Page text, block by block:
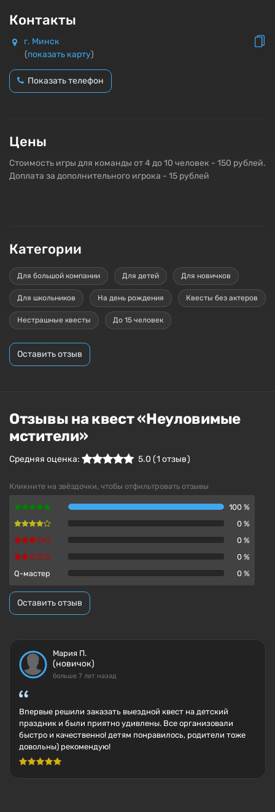
Контакты
г. Минск
(показать карту)
Показать телефон
Цены
Стоимость игры для команды от 4 до 10 человек - 150 рублей.
Доплата за дополнительного игрока - 15 рублей
Категории
Для большой компании Для детей Для новичков
Для школьников На день рождения Квесты без актеров
Нестрашные квесты До 15 человек
Оставить отзыв
Отзывы на квест «Неуловимые
мстители»
Средняя оценка: 5.0 (1 отзыв )
Кликните на звёздочки, чтобы отфильтровать отзывы
100 %
0 %
0 %
0 %
Q-мастер
0 %
Оставить отзыв
Мария П.
(новичок)
больше 7 лет назад
Впервые решили заказать выездной квест на детский
праздник и были приятно удивлены. Все организовали
быстро и качественно! детям понравилось, родители тоже
довольны) рекомендую!